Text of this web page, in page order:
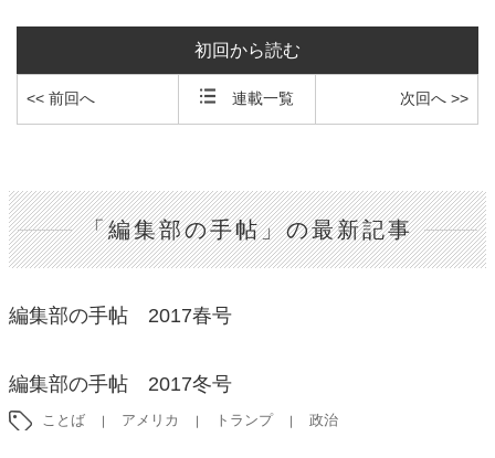
初回から読む
<< 前回へ 連載一覧 次回へ >>
「編集部の手帖」の最新記事
編集部の手帖 2017春号
編集部の手帖 2017冬号
ことば アメリカ トランプ 政治